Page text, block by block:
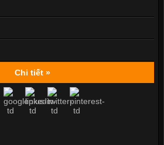
Chi tiết »